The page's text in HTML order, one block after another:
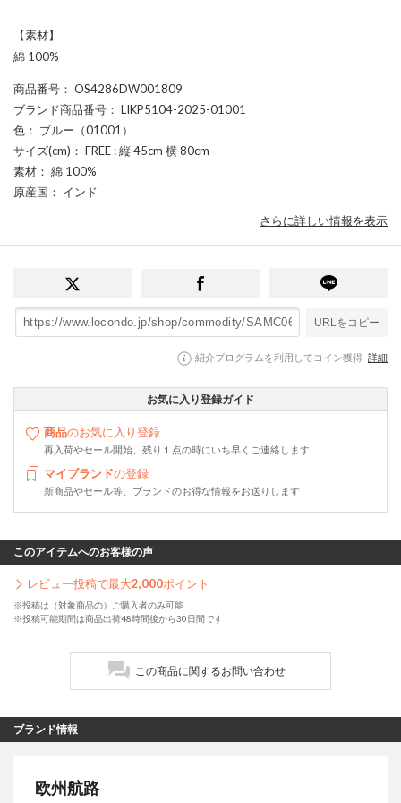
【素材】
綿 100%
商品番号 ： OS4286DW001809
ブランド商品番号 ： LIKP5104-2025-01001
色 ： ブルー（01001）
サイズ(cm) ： FREE : 縦 45cm 横 80cm
素材 ： 綿 100%
原産国 ： インド
さらに詳しい情報を表示
URLをコピー
紹介プログラムを利用してコイン獲得 詳細
お気に入り登録ガイド
商品のお気に入り登録
再入荷やセール開始、残り１点の時にいち早くご連絡します
マイブランドの登録
新商品やセール等、ブランドのお得な情報をお送りします
このアイテムへのお客様の声
レビュー投稿で最大2,000ポイント
※投稿は（対象商品の）ご購入者のみ可能
※投稿可能期間は商品出荷48時間後から30日間です
この商品に関するお問い合わせ
ブランド情報
欧州航路